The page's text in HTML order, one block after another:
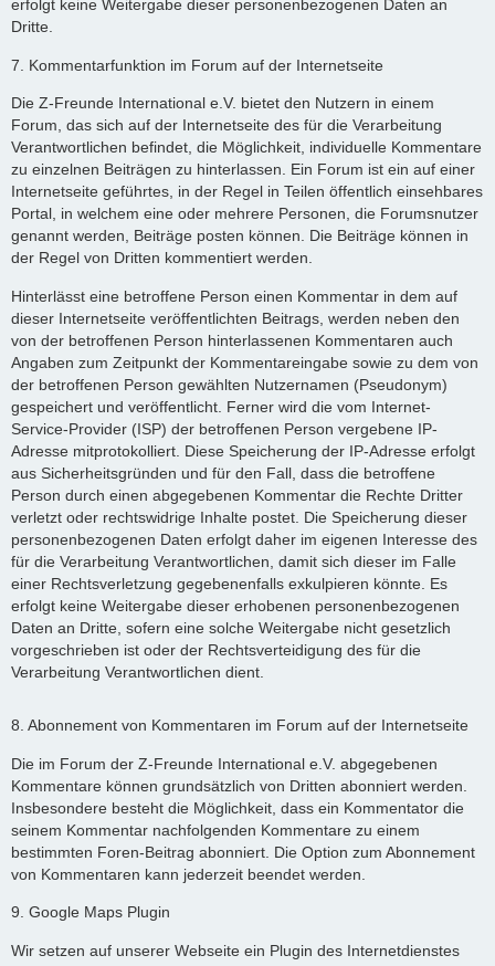
erfolgt keine Weitergabe dieser personenbezogenen Daten an
Dritte.
7. Kommentarfunktion im Forum auf der Internetseite
Die Z-Freunde International e.V. bietet den Nutzern in einem
Forum, das sich auf der Internetseite des für die Verarbeitung
Verantwortlichen befindet, die Möglichkeit, individuelle Kommentare
zu einzelnen Beiträgen zu hinterlassen. Ein Forum ist ein auf einer
Internetseite geführtes, in der Regel in Teilen öffentlich einsehbares
Portal, in welchem eine oder mehrere Personen, die Forumsnutzer
genannt werden, Beiträge posten können. Die Beiträge können in
der Regel von Dritten kommentiert werden.
Hinterlässt eine betroffene Person einen Kommentar in dem auf
dieser Internetseite veröffentlichten Beitrags, werden neben den
von der betroffenen Person hinterlassenen Kommentaren auch
Angaben zum Zeitpunkt der Kommentareingabe sowie zu dem von
der betroffenen Person gewählten Nutzernamen (Pseudonym)
gespeichert und veröffentlicht. Ferner wird die vom Internet-
Service-Provider (ISP) der betroffenen Person vergebene IP-
Adresse mitprotokolliert. Diese Speicherung der IP-Adresse erfolgt
aus Sicherheitsgründen und für den Fall, dass die betroffene
Person durch einen abgegebenen Kommentar die Rechte Dritter
verletzt oder rechtswidrige Inhalte postet. Die Speicherung dieser
personenbezogenen Daten erfolgt daher im eigenen Interesse des
für die Verarbeitung Verantwortlichen, damit sich dieser im Falle
einer Rechtsverletzung gegebenenfalls exkulpieren könnte. Es
erfolgt keine Weitergabe dieser erhobenen personenbezogenen
Daten an Dritte, sofern eine solche Weitergabe nicht gesetzlich
vorgeschrieben ist oder der Rechtsverteidigung des für die
Verarbeitung Verantwortlichen dient.
8. Abonnement von Kommentaren im Forum auf der Internetseite
Die im Forum der Z-Freunde International e.V. abgegebenen
Kommentare können grundsätzlich von Dritten abonniert werden.
Insbesondere besteht die Möglichkeit, dass ein Kommentator die
seinem Kommentar nachfolgenden Kommentare zu einem
bestimmten Foren-Beitrag abonniert. Die Option zum Abonnement
von Kommentaren kann jederzeit beendet werden.
9. Google Maps Plugin
Wir setzen auf unserer Webseite ein Plugin des Internetdienstes